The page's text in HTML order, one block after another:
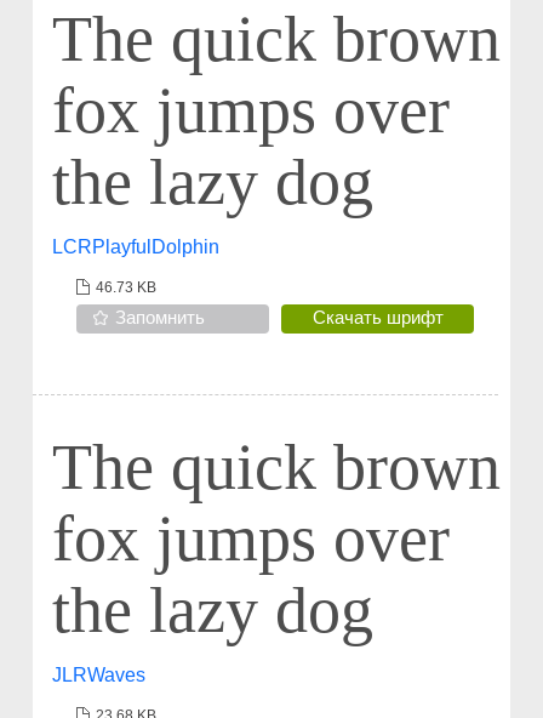
The quick brown
fox jumps over
the lazy dog
LCRPlayfulDolphin
46.73 KB
Запомнить Скачать шрифт
The quick brown
fox jumps over
the lazy dog
JLRWaves